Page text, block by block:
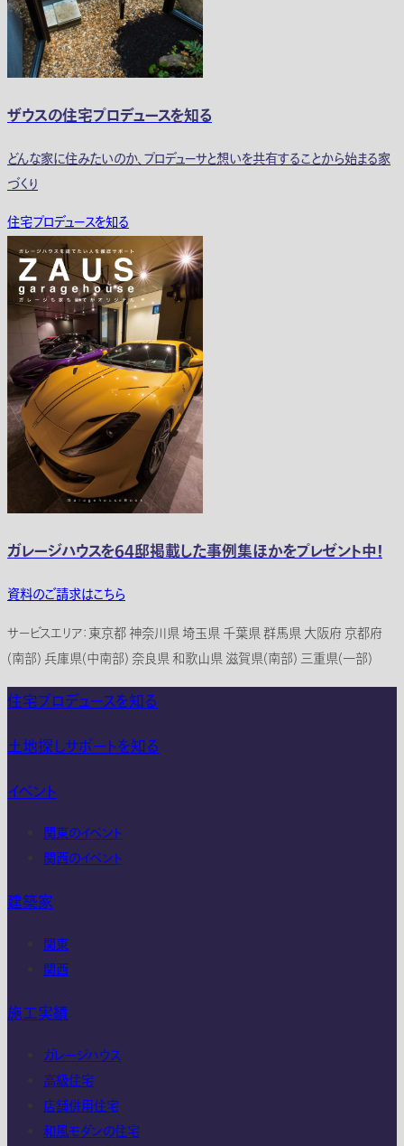
ザウスの住宅プロデュースを知る
どんな家に住みたいのか、プロデューサと想いを共有することから始まる家
づくり
住宅プロデュースを知る
ガレージハウスを64邸掲載した事例集ほかをプレゼント中！
資料のご請求はこちら
サービスエリア：東京都 神奈川県 埼玉県 千葉県 群馬県 大阪府 京都府
(南部) 兵庫県(中南部) 奈良県 和歌山県 滋賀県(南部) 三重県(一部)
住宅プロデュースを知る
土地探しサポートを知る
イベント
関東のイベント
関西のイベント
建築家
関東
関西
施工実績
ガレージハウス
高級住宅
店舗併用住宅
和風モダンの住宅